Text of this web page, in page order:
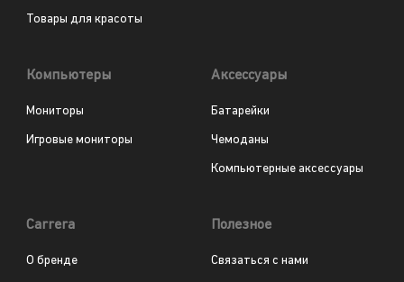
Товары для красоты
Компьютеры
Мониторы
Игровые мониторы
Аксессуары
Батарейки
Чемоданы
Компьютерные аксессуары
Carrera
О бренде
Полезное
Связаться с нами